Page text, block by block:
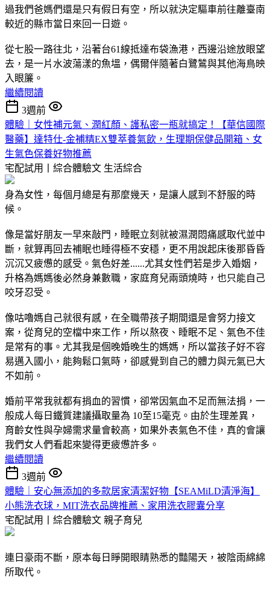
過我們爸媽們還是只有假日有空，所以就決定驅車前往離臺南
較近的縣市當日來回一日遊。
從七股一路往北，沿著台61線抵達布袋漁港，西邊沿途放眼望
去，是一片水波蕩漾的魚塭，偶爾伴隨著白鷺鷥與其他海鳥映
入眼簾。
繼續閱讀
3週前
體驗｜女性補元氣、潤紅顏、護私密一瓶就搞定！【華信國際
醫藥】達特仕-金補精EX雙萃養氣飲，生理期保健品開箱、女
生氣色保養好物推薦
宅配試用丨綜合體驗文 生活綜合
身為女性，每個月總是有那麼幾天，是讓人感到不舒服的時
候。
像是當好朋友一早來敲門，睡眠立刻就被濕潤悶痛感取代並中
斷，就算再回去補眠也睡得極不安穩，更不用說起床後那昏昏
沉沉又疲憊的感受。氣色好差......尤其女性們若是步入婚姻，
升格為媽媽後必然身兼數職，家庭育兒兩頭燒時，也只能自己
咬牙忍受。
像咕嚕媽自己就很有感，在全職帶孩子期間還是會努力接文
案，從育兒的空檔中來工作，所以熬夜、睡眠不足、氣色不佳
是常有的事。尤其我是個晚婚晚生的媽媽，所以當孩子好不容
易邁入國小，能夠鬆口氣時，卻感覺到自己的體力與元氣已大
不如前。
婚前平常我就都有捐血的習慣，卻常因氣血不足而無法捐，一
般成人每日鐵質建議攝取量為 10至15毫克。由於生理差異，
育齡女性與孕婦需求量會較高，如果外表氣色不佳，真的會讓
我們女人們看起來變得更疲憊許多。
繼續閱讀
3週前
體驗｜安心無添加的多款居家清潔好物【SEAMiLD清淨海】
小熊洗衣球，MIT洗衣品牌推薦、家用洗衣膠囊分享
宅配試用丨綜合體驗文 親子育兒
連日豪雨不斷，原本每日睜開眼睛熟悉的豔陽天，被陰雨綿綿
所取代。